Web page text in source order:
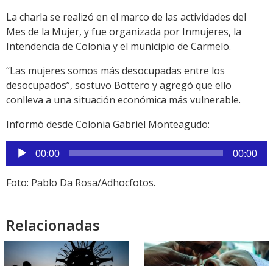
La charla se realizó en el marco de las actividades del
Mes de la Mujer, y fue organizada por Inmujeres, la
Intendencia de Colonia y el municipio de Carmelo.
“Las mujeres somos más desocupadas entre los
desocupados”, sostuvo Bottero y agregó que ello
conlleva a una situación económica más vulnerable.
Informó desde Colonia Gabriel Monteagudo:
Reproductor
de
audio
00:00 00:00
Foto: Pablo Da Rosa/Adhocfotos.
Relacionadas